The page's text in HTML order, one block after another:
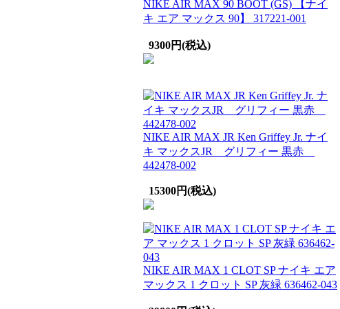
NIKE AIR MAX 90 BOOT (GS) 【ナイ
キ エア マックス 90】 317221-001
9300円(税込)
NIKE AIR MAX JR Ken Griffey Jr. ナイ
キ マックスJR グリフィー 黒赤
442478-002
15300円(税込)
NIKE AIR MAX 1 CLOT SP ナイキ エア
マックス 1 クロット SP 灰緑 636462-043